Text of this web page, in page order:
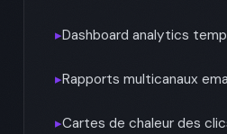
▸Dashboard analytics
▸Rapports multicanaux
▸Cartes de chaleur des